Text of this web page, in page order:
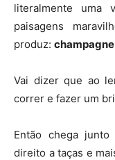
literalmente uma
paisagens
produz: champagne
Vai dizer que ao
correr e fazer um
Então chega
direito a taças e